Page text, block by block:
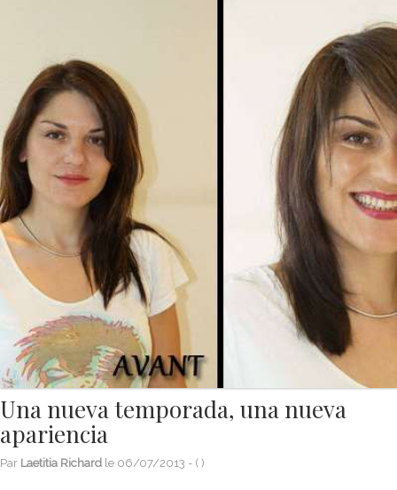
Una nueva temporada, una nueva
apariencia
Par Laetitia Richard le 06/07/2013 - ( )